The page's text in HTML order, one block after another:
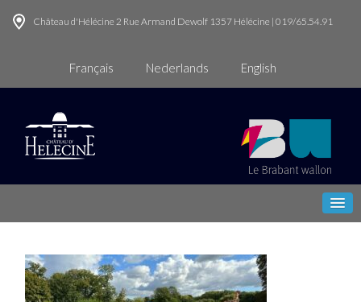
Château d'Hélécine 2 Rue Armand Dewolf 1357 Hélécine | 019/65.54.91
Français Nederlands English